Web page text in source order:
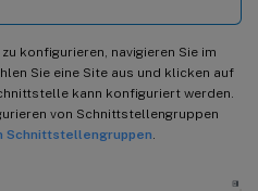
konfigurieren, navigieren Sie im
Sie eine Site aus und klicken auf
kann konfiguriert werden.
von Schnittstellengruppen
Schnittstellengruppen.